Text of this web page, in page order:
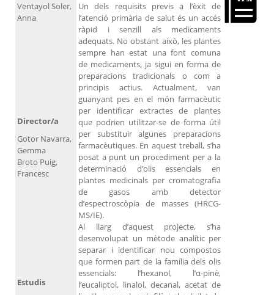
Ventayol Soler,
Anna
Un dels requisits previs a l’èxit de
l’atenció primària de salut és un accés
ràpid i senzill als medicaments
adequats. No obstant això, les plantes
sempre han estat una font comuna
de medicaments, ja sigui en forma de
preparacions tradicionals o com a
principis actius. Actualment, van
guanyant pes en el món farmacèutic
per identificar extractes de plantes
que podrien utilitzar-se de forma útil
per substituir algunes preparacions
farmacèutiques. En aquest treball, s’ha
posat a punt un procediment per a la
determinació d’olis essencials en
plantes medicinals per cromatografia
de gasos amb detector
d’espectroscòpia de masses (HRCG-
MS/IE).
Al llarg d’aquest projecte, s’ha
desenvolupat un mètode analític per
separar i identificar nou compostos
que formen part de la família dels olis
essencials: l’hexanol, l’α-pinè,
l’eucaliptol, linalol, decanal, acetat de
Director/a
Gotor Navarra,
Gemma
Broto Puig,
Francesc
Estudis